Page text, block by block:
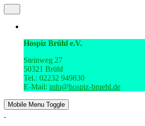
Hospiz Brühl e.V.
Steinweg 27
50321 Brühl
Tel.: 02232 949830
E-Mail: info@hospiz-bruehl.de
Mobile Menu Toggle